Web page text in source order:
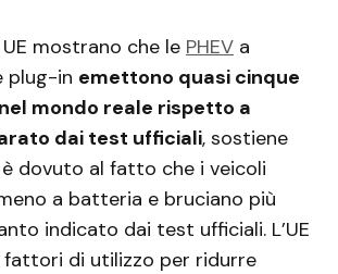
mostrano che le PHEV a
plug-in emettono quasi cinque
mondo reale rispetto a
dai test ufficiali, sostiene
è dovuto al fatto che i veicoli
a batteria e bruciano più
indicato dai test ufficiali. L’UE
fattori di utilizzo per ridurre